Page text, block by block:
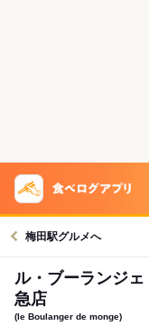
梅田駅グルメへ
ル・ブーランジ
急店
(le Boulanger de monge)